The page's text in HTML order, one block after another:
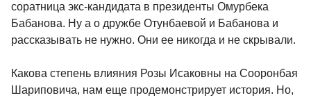
соратница экс-кандидата в президенты Омурбека
Бабанова. Ну а о дружбе Отунбаевой и Бабанова и
рассказывать не нужно. Они ее никогда и не скрывали.
Какова степень влияния Розы Исаковны на Сооронбая
Шариповича, нам еще продемонстрирует история. Но,